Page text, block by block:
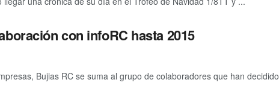
con infoRC hasta 2015
Bujias RC se suma al grupo de colaboradores que han decidido